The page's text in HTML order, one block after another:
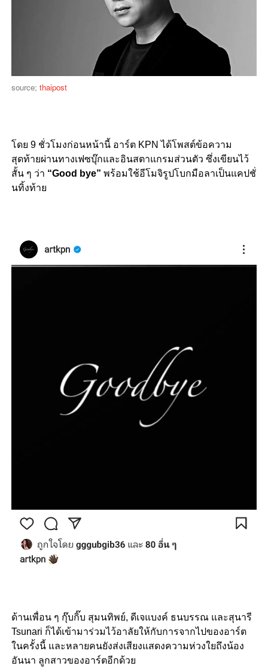
source; thaipost
โดย 9 ชั่วโมงก่อนหน้านี้ อาร์ต KPN ได้โพสต์ข้อความ
สุดท้ายผ่านทางเฟซบุ๊กและอินสตาแกรมส่วนตัว ซึ่งเขียนไว้
สั้น ๆ ว่า “Good bye” พร้อมใช้อีโมจิรูปโบกมือลาเป็นแคปชั่
นทิ้งท้าย
ด้านเพื่อน ๆ กุ๊บกิ๊บ สุมนทิพย์, ดีเจแบงค์ ธนบรรณ และสุนารี
Tsunari ก็ได้เข้ามาร่วมไว้อาลัยให้กับการจากไปของอาร์ต
ในครั้งนี้ และหลายคนยังส่งเสียงแสดงความห่วงใยถึงน้อง
อันนา ลูกสาวของอาร์ตอีกด้วย